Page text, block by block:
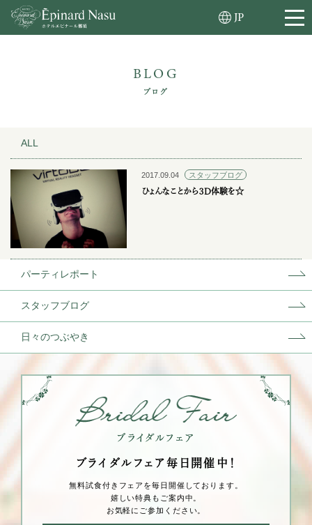
JP
BLOG
ブログ
ALL
2017.09.04
スタッフブログ
ひょんなことから３D体験を☆
パーティレポート
スタッフブログ
日々のつぶやき
ブライダルフェア毎⽇開催中！
無料試⾷付きフェアを毎⽇開催しております。
嬉しい特典もご案内中。
お気軽にご参加ください。